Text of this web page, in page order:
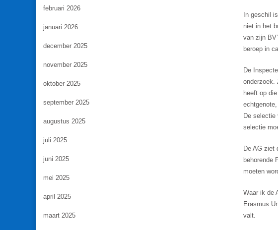
In geschil
niet in het
van zijn
beroep in
De
onderzoek.
heeft op
De
selectie
De AG ziet
behorende
moeten
Waar ik de
Erasmus
valt.
februari 2026
januari 2026
december 2025
november 2025
oktober 2025
september 2025
augustus 2025
juli 2025
juni 2025
mei 2025
april 2025
maart 2025